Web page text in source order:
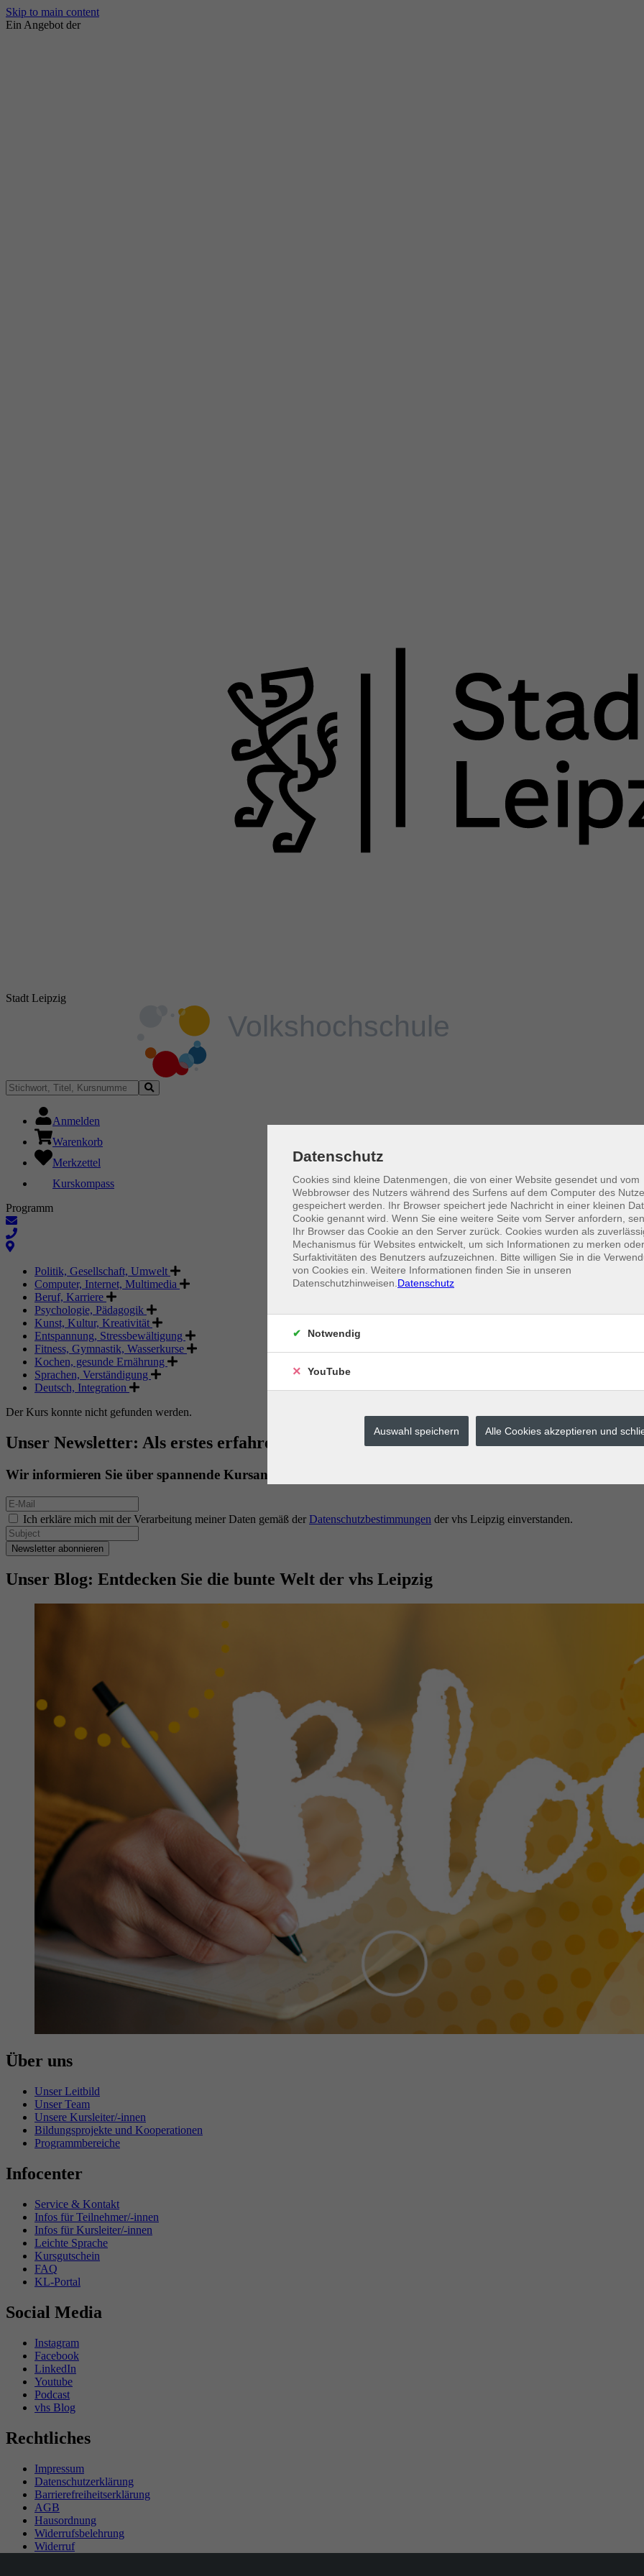
Skip to main content
Ein Angebot der
Stadt Leipzig
Anmelden
Warenkorb
Merkzettel
Kurskompass
Programm
Politik, Gesellschaft, Umwelt
Computer, Internet, Multimedia
Beruf, Karriere
Psychologie, Pädagogik
Kunst, Kultur, Kreativität
Entspannung, Stressbewältigung
Fitness, Gymnastik, Wasserkurse
Kochen, gesunde Ernährung
Sprachen, Verständigung
Deutsch, Integration
Der Kurs konnte nicht gefunden werden.
Unser Newsletter: Als erstes erfahren. Als erstes buchen.
Wir informieren Sie über spannende Kursangebote.
Ich erkläre mich mit der Verarbeitung meiner Daten gemäß der Datenschutzbestimmungen der vhs Leipzig einverstanden.
Newsletter abonnieren
Unser Blog: Entdecken Sie die bunte Welt der vhs Leipzig
Über uns
Unser Leitbild
Unser Team
Unsere Kursleiter/-innen
Bildungsprojekte und Kooperationen
Programmbereiche
Infocenter
Service & Kontakt
Infos für Teilnehmer/-innen
Infos für Kursleiter/-innen
Leichte Sprache
Kursgutschein
FAQ
KL-Portal
Social Media
Instagram
Facebook
LinkedIn
Youtube
Podcast
vhs Blog
Rechtliches
Impressum
Datenschutzerklärung
Barrierefreiheitserklärung
AGB
Hausordnung
Widerrufsbelehrung
Widerruf
Datenschutz
Cookies sind kleine Datenmengen, die von einer Website gesendet und vom
Webbrowser des Nutzers während des Surfens auf dem Computer des
gespeichert werden. Ihr Browser speichert jede Nachricht in einer kleinen
Cookie genannt wird. Wenn Sie eine weitere Seite vom Server anfordern,
Ihr Browser das Cookie an den Server zurück. Cookies wurden als
Mechanismus für Websites entwickelt, um sich Informationen zu merken
Surfaktivitäten des Benutzers aufzuzeichnen. Bitte willigen Sie in die
von Cookies ein. Weitere Informationen finden Sie in unseren
Datenschutzhinweisen. Datenschutz
Notwendig
YouTube
Auswahl speichern Alle Cookies akzeptieren und